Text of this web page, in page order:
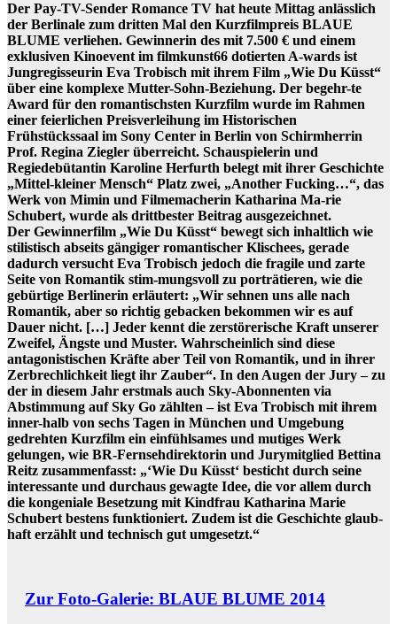
Der Pay-TV-Sender Romance TV hat heute Mittag anlässlich
der Berlinale zum dritten Mal den Kurzfilmpreis BLAUE
BLUME verliehen. Gewinnerin des mit 7.500 € und einem
exklusiven Kinoevent im filmkunst66 dotierten A-wards ist
Jungregisseurin Eva Trobisch mit ihrem Film „Wie Du Küsst“
über eine komplexe Mutter-Sohn-Beziehung. Der begehr-te
Award für den romantischsten Kurzfilm wurde im Rahmen
einer feierlichen Preisverleihung im Historischen
Frühstückssaal im Sony Center in Berlin von Schirmherrin
Prof. Regina Ziegler überreicht. Schauspielerin und
Regiedebütantin Karoline Herfurth belegt mit ihrer Geschichte
„Mittel-kleiner Mensch“ Platz zwei, „Another Fucking…“, das
Werk von Mimin und Filmemacherin Katharina Ma-rie
Schubert, wurde als drittbester Beitrag ausgezeichnet.
Der Gewinnerfilm „Wie Du Küsst“ bewegt sich inhaltlich wie
stilistisch abseits gängiger romantischer Klischees, gerade
dadurch versucht Eva Trobisch jedoch die fragile und zarte
Seite von Romantik stim-mungsvoll zu porträtieren, wie die
gebürtige Berlinerin erläutert: „Wir sehnen uns alle nach
Romantik, aber so richtig gebacken bekommen wir es auf
Dauer nicht. […] Jeder kennt die zerstörerische Kraft unserer
Zweifel, Ängste und Muster. Wahrscheinlich sind diese
antagonistischen Kräfte aber Teil von Romantik, und in ihrer
Zerbrechlichkeit liegt ihr Zauber“. In den Augen der Jury – zu
der in diesem Jahr erstmals auch Sky-Abonnenten via
Abstimmung auf Sky Go zählten – ist Eva Trobisch mit ihrem
inner-halb von sechs Tagen in München und Umgebung
gedrehten Kurzfilm ein einfühlsames und mutiges Werk
gelungen, wie BR-Fernsehdirektorin und Jurymitglied Bettina
Reitz zusammenfasst: „‘Wie Du Küsst‘ besticht durch seine
interessante und durchaus gewagte Idee, die vor allem durch
die kongeniale Besetzung mit Kindfrau Katharina Marie
Schubert bestens funktioniert. Zudem ist die Geschichte glaub-
haft erzählt und technisch gut umgesetzt.“
Zur Foto-Galerie: BLAUE BLUME 2014